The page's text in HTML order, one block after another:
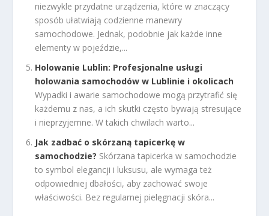
niezwykle przydatne urządzenia, które w znaczący
sposób ułatwiają codzienne manewry
samochodowe. Jednak, podobnie jak każde inne
elementy w pojeździe,...
Holowanie Lublin: Profesjonalne usługi
holowania samochodów w Lublinie i okolicach
Wypadki i awarie samochodowe mogą przytrafić się
każdemu z nas, a ich skutki często bywają stresujące
i nieprzyjemne. W takich chwilach warto...
Jak zadbać o skórzaną tapicerkę w
samochodzie? Skórzana tapicerka w samochodzie
to symbol elegancji i luksusu, ale wymaga też
odpowiedniej dbałości, aby zachować swoje
właściwości. Bez regularnej pielęgnacji skóra...